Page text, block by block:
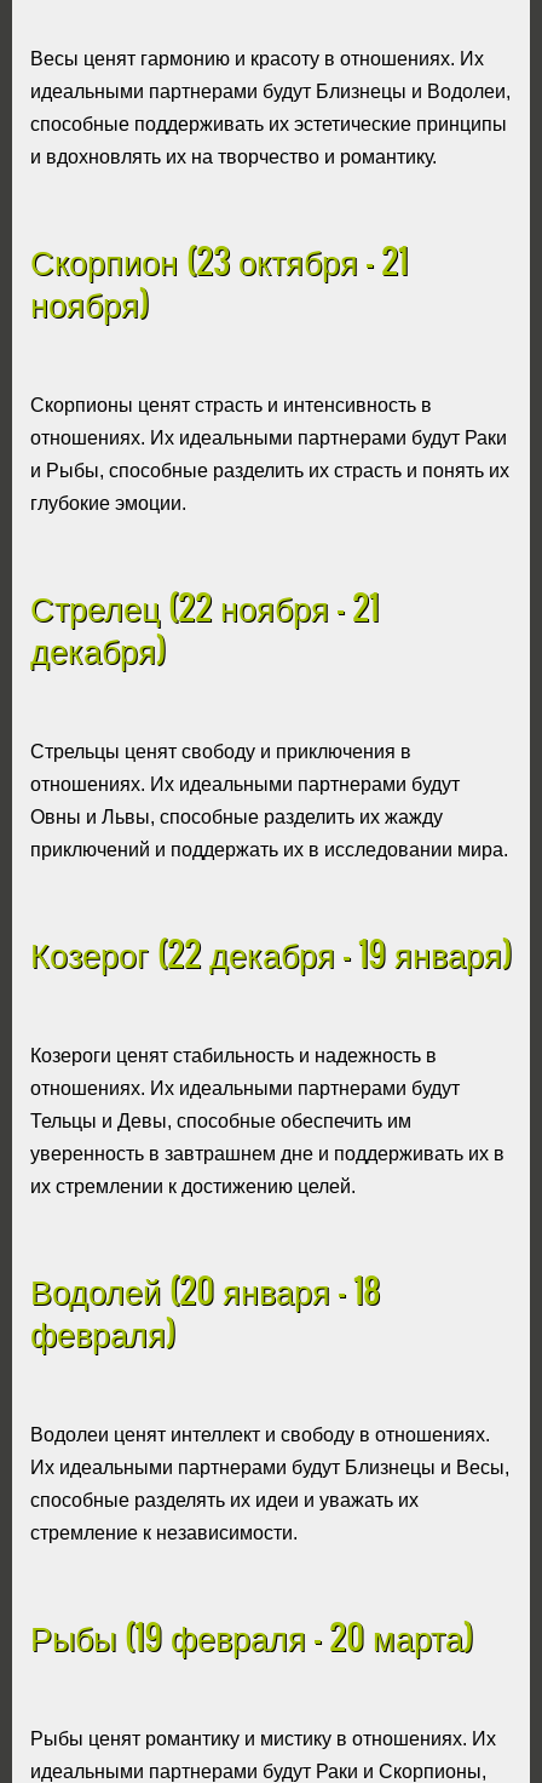
Весы ценят гармонию и красоту в отношениях. Их
идеальными партнерами будут Близнецы и Водолеи,
способные поддерживать их эстетические принципы
и вдохновлять их на творчество и романтику.
Скорпион (23 октября - 21
ноября)
Скорпионы ценят страсть и интенсивность в
отношениях. Их идеальными партнерами будут Раки
и Рыбы, способные разделить их страсть и понять их
глубокие эмоции.
Стрелец (22 ноября - 21
декабря)
Стрельцы ценят свободу и приключения в
отношениях. Их идеальными партнерами будут
Овны и Львы, способные разделить их жажду
приключений и поддержать их в исследовании мира.
Козерог (22 декабря - 19 января)
Козероги ценят стабильность и надежность в
отношениях. Их идеальными партнерами будут
Тельцы и Девы, способные обеспечить им
уверенность в завтрашнем дне и поддерживать их в
их стремлении к достижению целей.
Водолей (20 января - 18
февраля)
Водолеи ценят интеллект и свободу в отношениях.
Их идеальными партнерами будут Близнецы и Весы,
способные разделять их идеи и уважать их
стремление к независимости.
Рыбы (19 февраля - 20 марта)
Рыбы ценят романтику и мистику в отношениях. Их
идеальными партнерами будут Раки и Скорпионы,